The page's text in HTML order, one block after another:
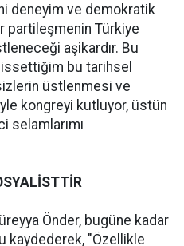
deneyim ve demokratik
partileşmenin Türkiye
aşikardır. Bu
bu tarihsel
üstlenmesi ve
kongreyi kutluyor, üstün
selamlarımı
Önder, bugüne kadar
kaydederek, "Özellikle